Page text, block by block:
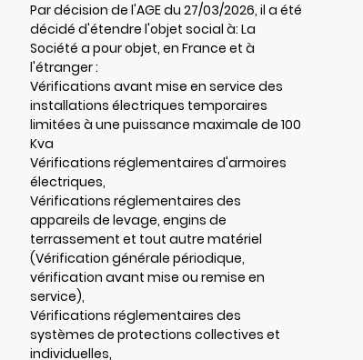
Par décision de l'AGE du 27/03/2026, il a été
décidé d'étendre l'objet social à: La
Société a pour objet, en France et à
l'étranger :
Vérifications avant mise en service des
installations électriques temporaires
limitées à une puissance maximale de 100
Kva
Vérifications réglementaires d'armoires
électriques,
Vérifications réglementaires des
appareils de levage, engins de
terrassement et tout autre matériel
(Vérification générale périodique,
vérification avant mise ou remise en
service),
Vérifications réglementaires des
systèmes de protections collectives et
individuelles,